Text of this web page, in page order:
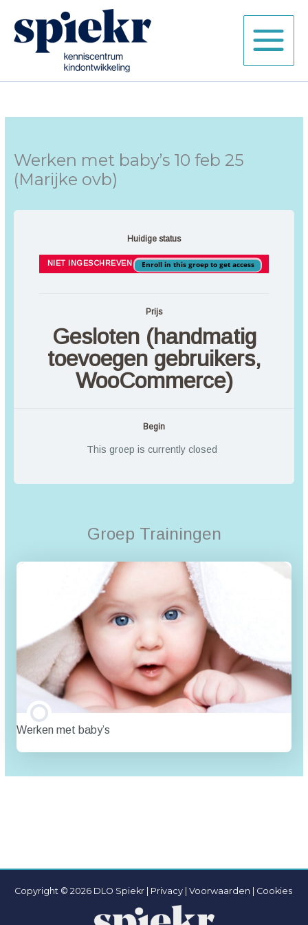
naar
Werken met baby’s 10 feb 25
(Marijke ovb)
Huidige status
NIET INGESCHREVEN Enroll in this groep to get access
Prijs
Gesloten (handmatig
toevoegen gebruikers,
WooCommerce)
Begin
This groep is currently closed
Groep Trainingen
Werken met baby’s
TRAINING PROGRESSIE
Copyright © 2026 DLO Spiekr | Privacy | Voorwaarden Cookies